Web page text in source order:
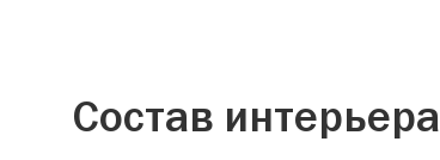
Состав интерьера